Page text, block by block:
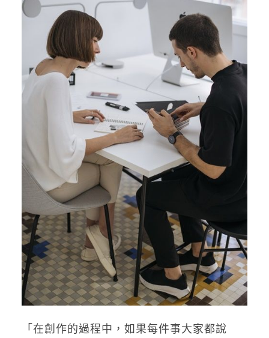
「在創作的過程中，如果每件事大家都說